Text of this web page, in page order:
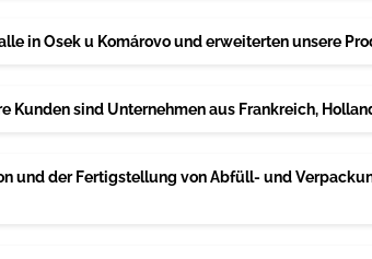
in Osek u Komárovo und erweiterten unsere
Kunden sind Unternehmen aus Frankreich,
und der Fertigstellung von Abfüll- und